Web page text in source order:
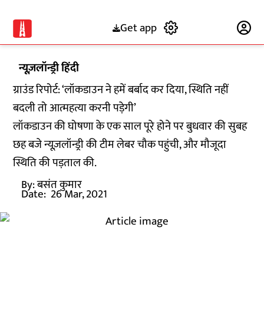
Get app
न्यूज़लॉन्ड्री हिंदी
ग्राउंड रिपोर्ट: ‘लॉकडाउन ने हमें बर्बाद कर दिया, स्थिति नहीं
बदली तो आत्महत्या करनी पड़ेगी’
लॉकडाउन की घोषणा के एक साल पूरे होने पर बुधवार की सुबह
छह बजे न्यूज़लॉन्ड्री की टीम लेबर चौक पहुंची, और मौजूदा
स्थिति की पड़ताल की.
By:बसंत कुमार
Date: 26 Mar, 2021